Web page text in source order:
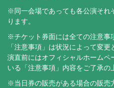
※同一会場であっても各公演それ
ります。
※チケット券面には全ての注意事
「注意事項」は状況によって変
演直前にはオフィシャルホームペ
いる「注意事項」内容をご了承の
※当日券の販売がある場合の販売